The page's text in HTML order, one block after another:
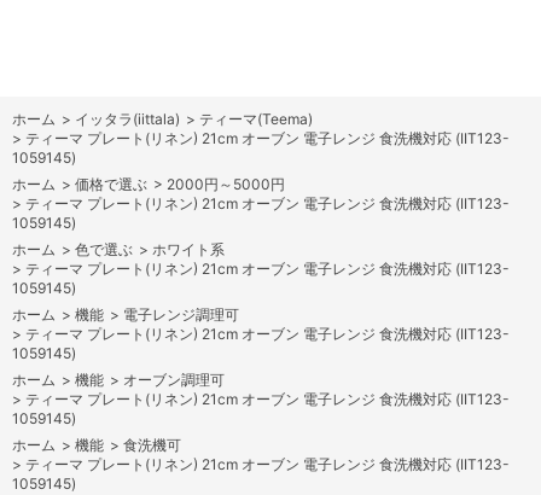
ホーム > イッタラ(iittala) > ティーマ(Teema)
> ティーマ プレート(リネン) 21cm オーブン 電子レンジ 食洗機対応 (IIT123-
1059145)
ホーム > 価格で選ぶ > 2000円～5000円
> ティーマ プレート(リネン) 21cm オーブン 電子レンジ 食洗機対応 (IIT123-
1059145)
ホーム > 色で選ぶ > ホワイト系
> ティーマ プレート(リネン) 21cm オーブン 電子レンジ 食洗機対応 (IIT123-
1059145)
ホーム > 機能 > 電子レンジ調理可
> ティーマ プレート(リネン) 21cm オーブン 電子レンジ 食洗機対応 (IIT123-
1059145)
ホーム > 機能 > オーブン調理可
> ティーマ プレート(リネン) 21cm オーブン 電子レンジ 食洗機対応 (IIT123-
1059145)
ホーム > 機能 > 食洗機可
> ティーマ プレート(リネン) 21cm オーブン 電子レンジ 食洗機対応 (IIT123-
1059145)